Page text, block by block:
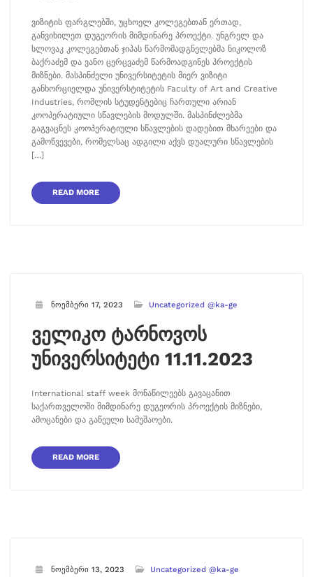
ვიზიტის ფარგლებში, უცხოელ კოლეგებთან ერთად,
განვიხილეთ დუგეორის მიმდინარე პროექტი. უნგრელ და
სლოვაკ კოლეგებთან ჯიპას წარმომადგნელებმა ნიკოლოზ
ბაქრაძემ და ვანო ცერცვაძემ წარმოადგინეს პროექტის
მიზნები. მასპინძელი უნივერსიტეტის მიერ ვიზიტი
განხორციელდა უნივერსტიტეტის Faculty of Art and Creative
Industries, რომლის სტუდენტებიც ჩართული არიან
კოოპერატიული სწავლების მოდულში. მასპინძლებმა
გაგვაცნეს კოოპერატიული სწავლების დადებით მხარეები და
გამოწვევები, რომელსაც ადგილი აქვს დუალური სწავლების
[…]
READ MORE
ნოემბერი 17, 2023 Uncategorized @ka-ge
ველიკო ტარნოვოს
უნივერსიტეტი 11.11.2023
International staff week მონაწილეებს გავაცანით
საქართველოში მიმდინარე დუგეორის პროექტის მიზნები,
ამოცანები და გაწეული სამუშაოები.
READ MORE
ნოემბერი 13, 2023 Uncategorized @ka-ge